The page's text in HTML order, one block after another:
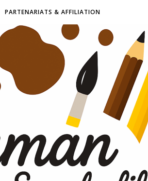
PARTENARIATS & AFFILIATION